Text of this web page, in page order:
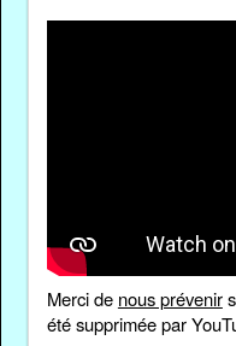
Merci de nous prévenir
été supprimée par